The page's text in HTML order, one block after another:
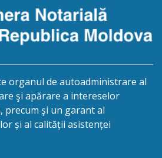
organul de autoadministrare al
şi apărare a intereselor
precum şi un garant al
și al calității asistenței